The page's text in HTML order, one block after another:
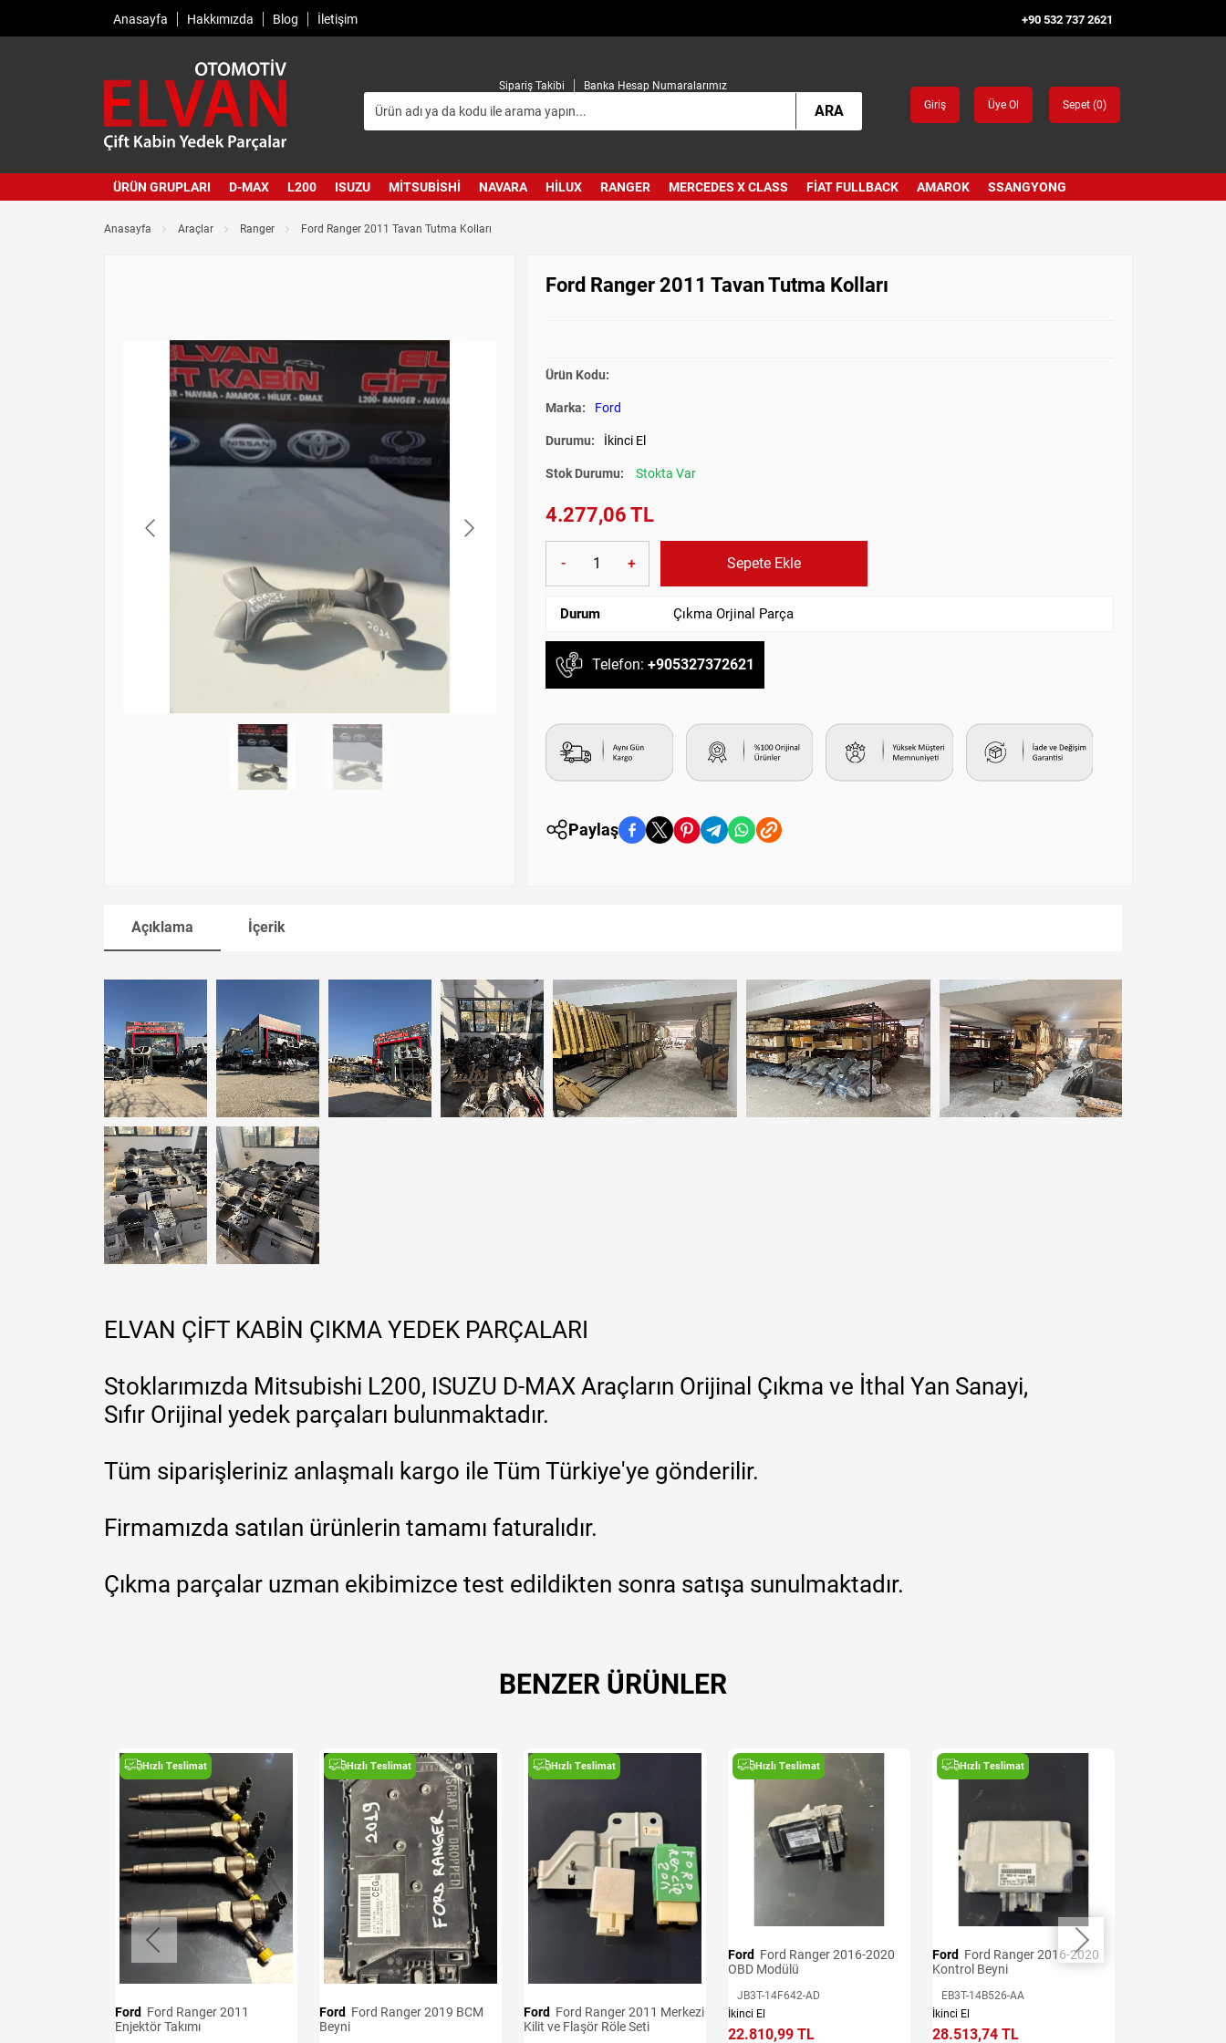
Anasayfa Hakkımızda Blog İletişim +90 532 737 2621
Sipariş Takibi Banka Hesap Numaralarımız
ARA Giriş Üye Ol Sepet (0)
ÜRÜN GRUPLARI D-MAX L200 ISUZU MITSUBISHI NAVARA HILUX RANGER MERCEDES X CLASS FIAT FULLBACK AMAROK SSANGYONG
Anasayfa Araçlar Ranger Ford Ranger 2011 Tavan Tutma Kolları
Ford Ranger 2011 Tavan Tutma Kolları
Ürün Kodu:
Marka: Ford
Durumu: İkinci El
Stok Durumu: Stokta Var
4.277,06 TL
- + Sepete Ekle
Durum Çıkma Orjinal Parça
Telefon: +905327372621
Paylaş
Açıklama İçerik
ELVAN ÇİFT KABİN ÇIKMA YEDEK PARÇALARI
Stoklarımızda Mitsubishi L200, ISUZU D-MAX Araçların Orijinal Çıkma ve İthal Yan Sanayi,
Sıfır Orijinal yedek parçaları bulunmaktadır.
Tüm siparişleriniz anlaşmalı kargo ile Tüm Türkiye'ye gönderilir.
Firmamızda satılan ürünlerin tamamı faturalıdır.
Çıkma parçalar uzman ekibimizce test edildikten sonra satışa sunulmaktadır.
BENZER ÜRÜNLER
Hızlı Teslimat
Ford
Enjektör Takımı
Hızlı Teslimat
Ford
Beyni
Hızlı Teslimat
Ford
Kilit ve Flaşör Röle Seti
Hızlı Teslimat
Ford
OBD Modülü
JB3T-14F642-AD
İkinci El
22.810,99 TL
Hızlı Teslimat
Ford
Kontrol Beyni
EB3T-14B526-AA
İkinci El
28.513,74 TL